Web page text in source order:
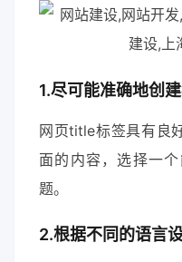
1.尽可能准确地创
网页title标签具有良
面的内容，选择一
题。
2.根据不同的语言